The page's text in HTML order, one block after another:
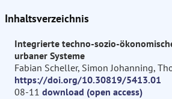
Inhaltsverzeichnis
Integrierte techno-sozio-
urbaner Systeme
Fabian Scheller, Simon Johanning,
https://doi.org/10.30819/5413.01
08-11 download (open access)